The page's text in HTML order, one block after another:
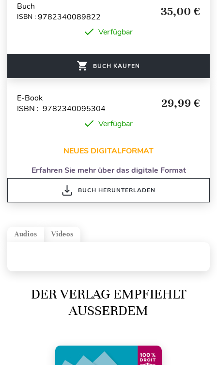
Buch
ISBN : 9782340089822 35,00 €
Verfügbar
BUCH KAUFEN
E-Book
ISBN : 9782340095304
29,99 €
Verfügbar
NEUES DIGITALFORMAT
Erfahren Sie mehr über das digitale Format
BUCH HERUNTERLADEN
Videos
Audios
DER VERLAG EMPFIEHLT
AUSSERDEM